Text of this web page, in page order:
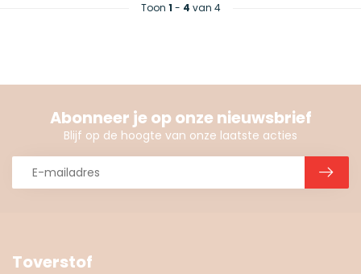
Toon 1 - 4 van 4
Abonneer je op onze nieuwsbrief
Blijf op de hoogte van onze laatste acties
Toverstof